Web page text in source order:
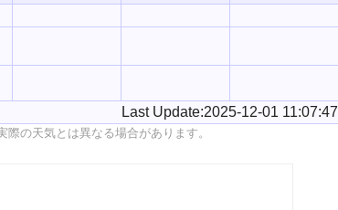
Last Update:2025-12-01 11:07:47
の天気とは異なる場合があります。